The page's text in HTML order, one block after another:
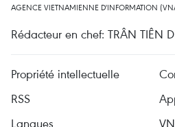
AGENCE VIETNAMIENNE D'INFORMATION
Rédacteur en chef: TRÂN TIÊN
Propriété intellectuelle
RSS
Langues